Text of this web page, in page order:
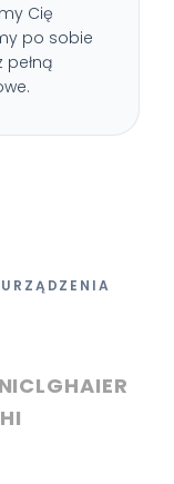
Cię
po sobie
LGHAIER